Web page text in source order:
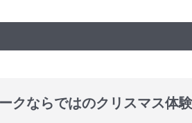
クならではのクリスマス体験